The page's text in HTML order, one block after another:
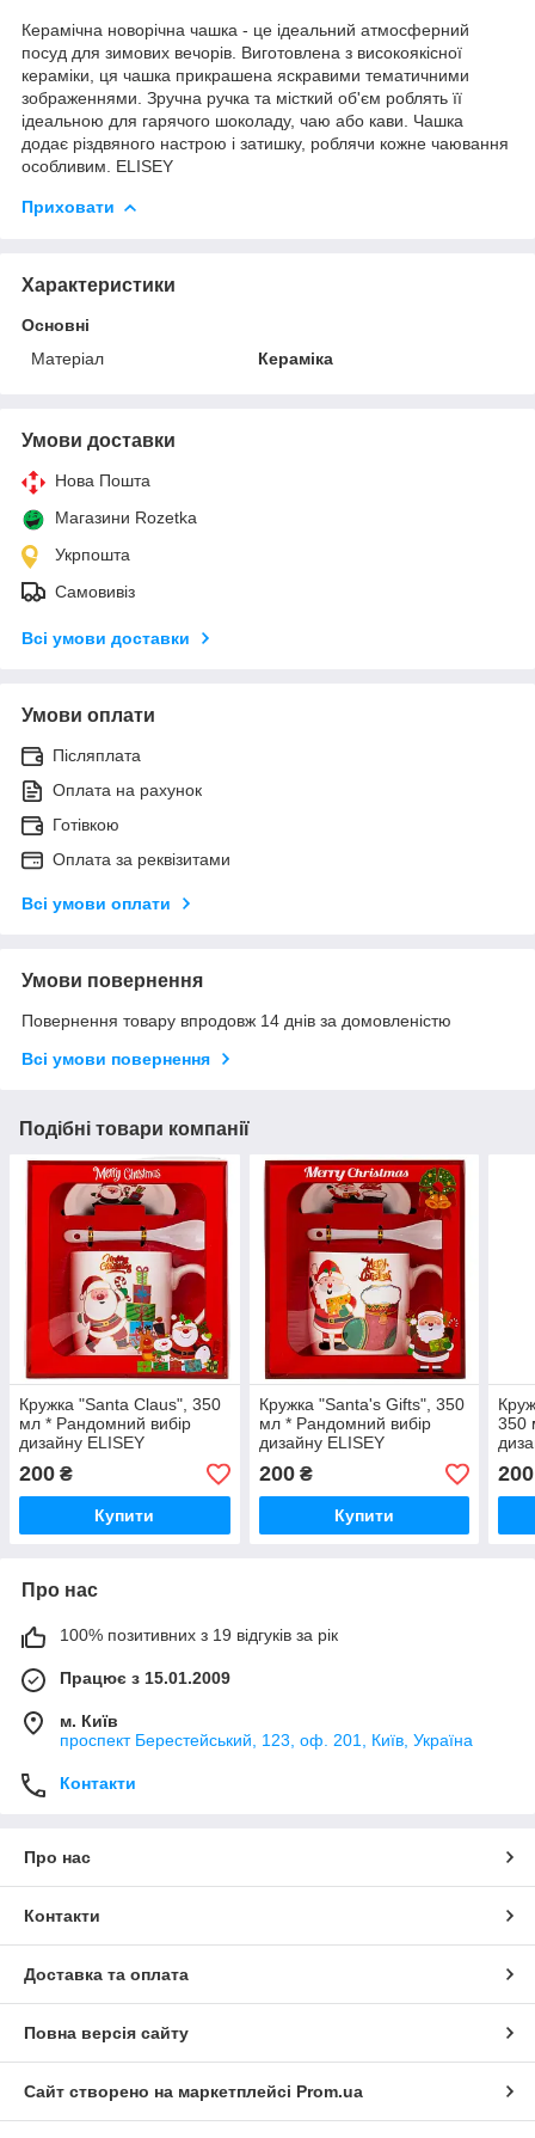
Керамічна новорічна чашка - це ідеальний атмосферний
посуд для зимових вечорів. Виготовлена з високоякісної
кераміки, ця чашка прикрашена яскравими тематичними
зображеннями. Зручна ручка та місткий об'єм роблять її
ідеальною для гарячого шоколаду, чаю або кави. Чашка
додає різдвяного настрою і затишку, роблячи кожне чаювання
особливим. ELISEY
Приховати
Характеристики
Основні
Матеріал
Кераміка
Умови доставки
Нова Пошта
Магазини Rozetka
Укрпошта
Самовивіз
Всі умови доставки
Умови оплати
Післяплата
Оплата на рахунок
Готівкою
Оплата за реквізитами
Всі умови оплати
Умови повернення
Повернення товару впродовж 14 днів за домовленістю
Всі умови повернення
Подібні товари компанії
Кружка "Santa Claus", 350
мл * Рандомний вибір
дизайну ELISEY
200 ₴
Купити
Кружка "Santa's Gifts", 350
мл * Рандомний вибір
дизайну ELISEY
200₴
Купити
350
200
Про нас
100% позитивних з 19 відгуків за рік
Працює з 15.01.2009
м. Київ
проспект Берестейський, 123, оф. 201, Київ, Україна
Контакти
Про нас
Контакти
Доставка та оплата
Повна версія сайту
Сайт створено на маркетплейсі Prom.ua